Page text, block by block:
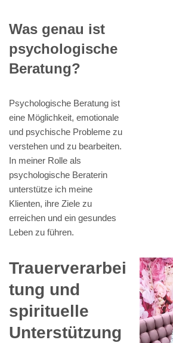
Was genau ist
psychologische
Beratung?
Psychologische Beratung ist
eine Möglichkeit, emotionale
und psychische Probleme zu
verstehen und zu bearbeiten.
In meiner Rolle als
psychologische Beraterin
unterstütze ich meine
Klienten, ihre Ziele zu
erreichen und ein gesundes
Leben zu führen.
Trauerverarbei
tung und
spirituelle
Unterstützung